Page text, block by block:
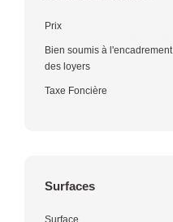
Prix
Bien soumis à l'encadrement
des loyers
Taxe Foncière
Surfaces
Surface